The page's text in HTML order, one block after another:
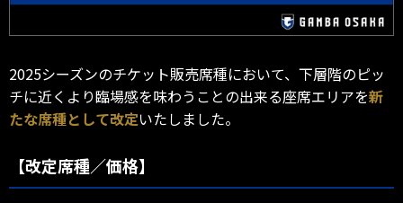
2025シーズンのチケット販売席種において、下層階のピッ
チに近くより臨場感を味わうことの出来る座席エリアを新
たな席種として改定いたしました。
【改定席種／価格】